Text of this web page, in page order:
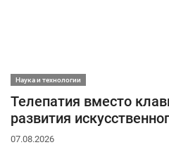
Наука и технологии
Телепатия вместо
развития
07.08.2026